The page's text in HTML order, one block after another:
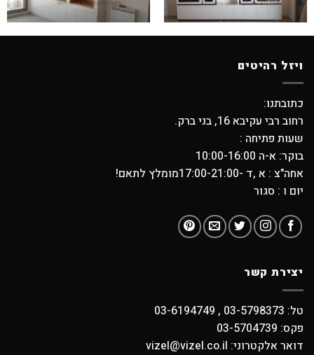
ויזל רהיטים
כתובתנו:
רחוב רבי עקיבא 16, בני ברק.
שעות פתיחה :
בוקר: א-ה 10:00-16:00
אחה"צ : א ,ד -17:00-21:00מומלץ לתאם!
יום ו : סגור
יצירת קשר
טל: 03-5798373 , 03-6194749
פקס: 03-5704739
דואר אלקטרוני: vizel@vizel.co.il